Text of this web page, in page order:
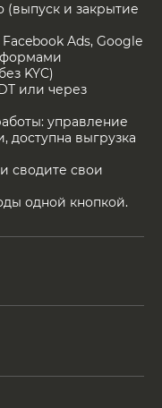
(выпуск и закрытие
Ads, Google
KYC)
или через
управление
доступна выгрузка
сводите свои
одной кнопкой.